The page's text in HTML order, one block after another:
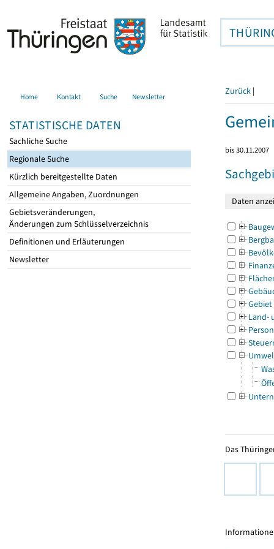
Home Kontakt Suche Newsletter
STATISTISCHE DATEN
Sachliche Suche
Regionale Suche
Kürzlich bereitgestellte Daten
Allgemeine Angaben, Zuordnungen
Gebietsveränderungen,
Änderungen zum Schlüsselverzeichnis
Definitionen und Erläuterungen
Newsletter
Zurück |
bis 30.11.2007
Gebiet
Land-
Das